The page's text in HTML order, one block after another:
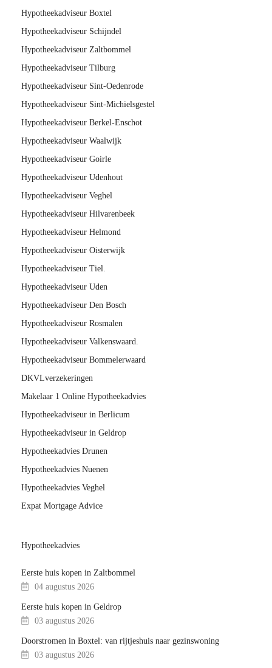
Hypotheekadviseur Boxtel
Hypotheekadviseur Schijndel
Hypotheekadviseur Zaltbommel
Hypotheekadviseur Tilburg
Hypotheekadviseur Sint-Oedenrode
Hypotheekadviseur Sint-Michielsgestel
Hypotheekadviseur Berkel-Enschot
Hypotheekadviseur Waalwijk
Hypotheekadviseur Goirle
Hypotheekadviseur Udenhout
Hypotheekadviseur Veghel
Hypotheekadviseur Hilvarenbeek
Hypotheekadviseur Helmond
Hypotheekadviseur Oisterwijk
Hypotheekadviseur Tiel.
Hypotheekadviseur Uden
Hypotheekadviseur Den Bosch
Hypotheekadviseur Rosmalen
Hypotheekadviseur Valkenswaard.
Hypotheekadviseur Bommelerwaard
DKVLverzekeringen
Makelaar 1 Online Hypotheekadvies
Hypotheekadviseur in Berlicum
Hypotheekadviseur in Geldrop
Hypotheekadvies Drunen
Hypotheekadvies Nuenen
Hypotheekadvies Veghel
Expat Mortgage Advice
Hypotheekadvies
Eerste huis kopen in Zaltbommel
04 augustus 2026
Eerste huis kopen in Geldrop
03 augustus 2026
Doorstromen in Boxtel: van rijtjeshuis naar gezinswoning
03 augustus 2026